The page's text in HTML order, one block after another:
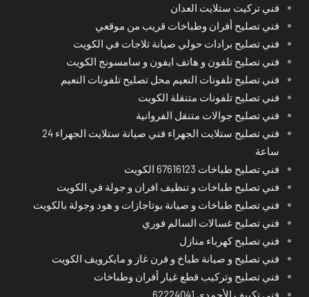
فني تركيت ستلايت العدان
فني تصليح أفران وطباخات قريب من موقعي
فني تصليح برادات حولي صيانة ثلاجات في الكويت
فني تصليح تلفون و هاتف ايفون و سامسونج الكويت
فني تصليح تلفونات النعيم محل تصليح تلفونات النعيم
فني تصليح تلفونات متنقلة الكويت
فني تصليح جوالات متنقل الفروانية
فني تصليح ستلايت الجهراء فني صيانة ستلايت الجهراء 24
ساعة
فني تصليح طباخات 67616123 الكويت
فني تصليح طباخات و تنظيف افران و جولة في الكويت
فني تصليح طباخات و صيانة بوتاجازات و هود وجولة بالكويت
فني تصليح غسالات السالم فوري
فني تصليح كهرباء منازل
فني تصليح و صيانة طباخ و فرن غاز و مايكرويف الكويت
فني تصليح وتركيب قطع غيار أفران وطباخات
فني تكييف الأحمدي 62224041